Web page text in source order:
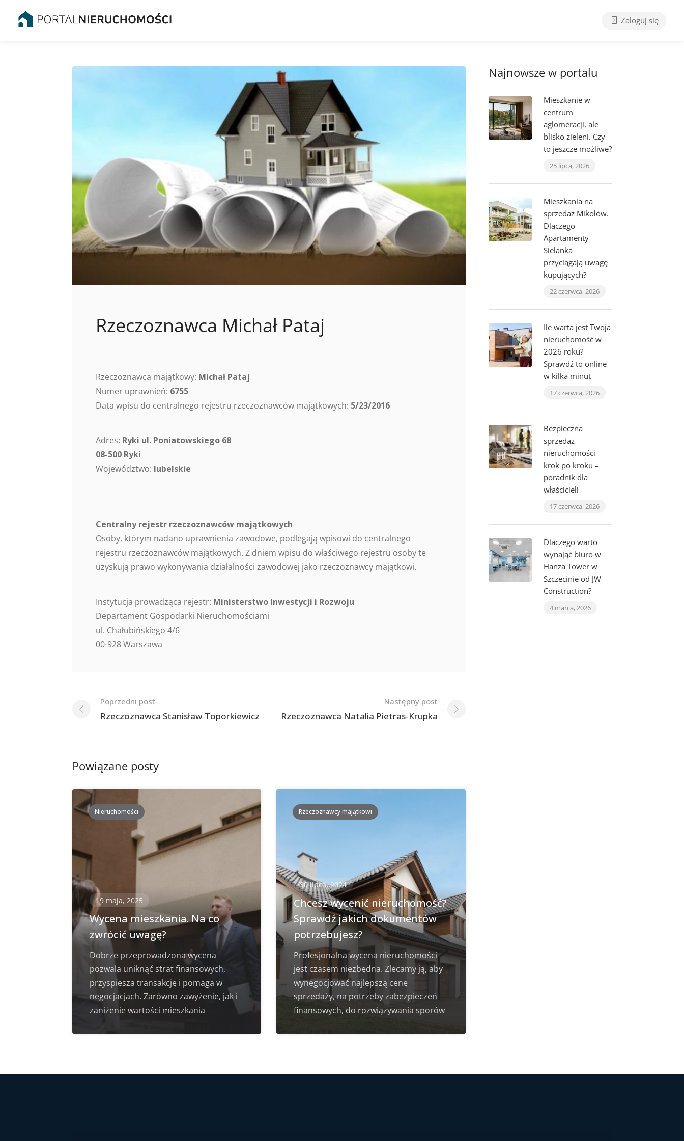
Zaloguj się
Rzeczoznawca Michał Pataj
Rzeczoznawca majątkowy: Michał Pataj
Numer uprawnień: 6755
Data wpisu do centralnego rejestru rzeczoznawców majątkowych: 5/23/2016
Adres: Ryki ul. Poniatowskiego 68
08-500 Ryki
Województwo: lubelskie
Centralny rejestr rzeczoznawców majątkowych
Osoby, którym nadano uprawnienia zawodowe, podlegają wpisowi do centralnego
rejestru rzeczoznawców majątkowych. Z dniem wpisu do właściwego rejestru osoby te
uzyskują prawo wykonywania działalności zawodowej jako rzeczoznawcy majątkowi.
Instytucja prowadząca rejestr: Ministerstwo Inwestycji i Rozwoju
Departament Gospodarki Nieruchomościami
ul. Chałubińskiego 4/6
00-928 Warszawa
Nawigacja
po
Poprzedni post
Rzeczoznawca Stanisław Toporkiewicz
Następny post
Rzeczoznawca Natalia Pietras-Krupka
Powiązane posty
Nieruchomości
19 maja, 2025
Wycena mieszkania. Na co
zwrócić uwagę?
Dobrze przeprowadzona wycena
pozwala uniknąć strat finansowych,
przyspiesza transakcję i pomaga w
negocjacjach. Zarówno zawyżenie, jak i
zaniżenie wartości mieszkania
Rzeczoznawcy majątkowi
30 lipca, 2024
Chcesz wycenić nieruchomość?
Sprawdź jakich dokumentów
potrzebujesz?
Profesjonalna wycena nieruchomości
jest czasem niezbędna. Zlecamy ją, aby
wynegocjować najlepszą cenę
sprzedaży, na potrzeby zabezpieczeń
finansowych, do rozwiązywania sporów
Najnowsze w portalu
Mieszkanie w
centrum
aglomeracji, ale
blisko zieleni. Czy
to jeszcze możliwe?
25 lipca, 2026
Mieszkania na
sprzedaż Mikołów.
Dlaczego
Apartamenty
Sielanka
przyciągają uwagę
kupujących?
22 czerwca, 2026
Ile warta jest Twoja
nieruchomość w
2026 roku?
Sprawdź to online
w kilka minut
17 czerwca, 2026
Bezpieczna
sprzedaż
nieruchomości
krok po kroku –
poradnik dla
właścicieli
17 czerwca, 2026
Dlaczego warto
wynająć biuro w
Hanza Tower w
Szczecinie od JW
Construction?
4 marca, 2026